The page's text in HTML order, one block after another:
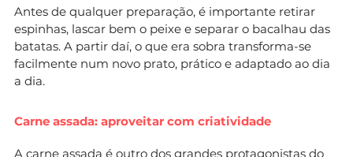
Antes de qualquer preparação, é importante retirar
espinhas, lascar bem o peixe e separar o bacalhau das
batatas. A partir daí, o que era sobra transforma-se
facilmente num novo prato, prático e adaptado ao dia
a dia.
Carne assada: aproveitar com criatividade
A carne assada é outro dos grandes protagonistas do